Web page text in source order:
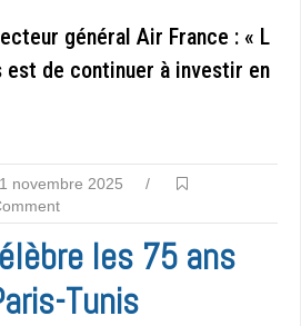
général Air France : « L
est de continuer à investir en
novembre 2025
/
les 75 ans
Tunis